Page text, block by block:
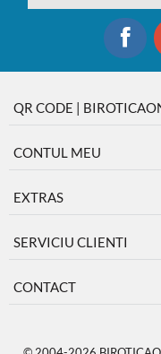
QR CODE |
CONTUL MEU
EXTRAS
SERVICIU CLIENTI
CONTACT